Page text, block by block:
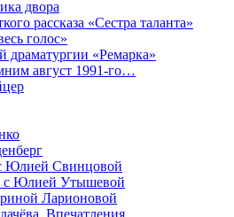
двора
рассказа «Сестра таланта»
голос»
драматургии «Ремарка»
август 1991-го…
Юлией Свинцовой
с Юлией Утышевой
Ларионовой